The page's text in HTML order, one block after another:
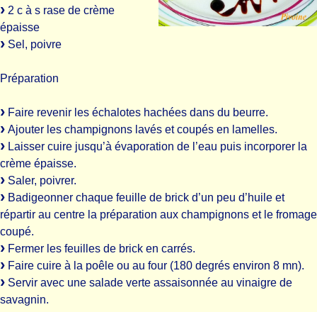
2 c à s rase de crème
épaisse
Sel, poivre
Préparation
Faire revenir les échalotes hachées dans du beurre.
Ajouter les champignons lavés et coupés en lamelles.
Laisser cuire jusqu’à évaporation de l’eau puis incorporer la
crème épaisse.
Saler, poivrer.
Badigeonner chaque feuille de brick d’un peu d’huile et
répartir au centre la préparation aux champignons et le fromage
coupé.
Fermer les feuilles de brick en carrés.
Faire cuire à la poêle ou au four (180 degrés environ 8 mn).
Servir avec une salade verte assaisonnée au vinaigre de
savagnin.